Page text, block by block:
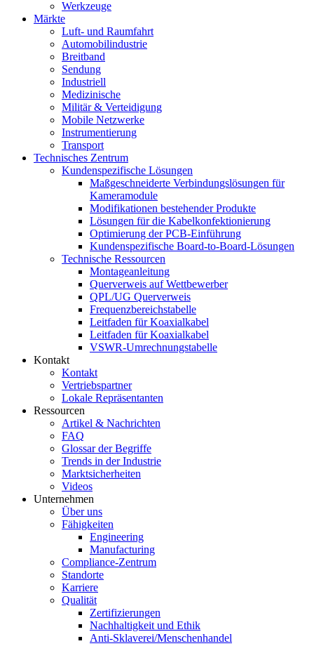
Werkzeuge
Märkte
Luft- und Raumfahrt
Automobilindustrie
Breitband
Sendung
Industriell
Medizinische
Militär & Verteidigung
Mobile Netzwerke
Instrumentierung
Transport
Technisches Zentrum
Kundenspezifische Lösungen
Maßgeschneiderte Verbindungslösungen für
Kameramodule
Modifikationen bestehender Produkte
Lösungen für die Kabelkonfektionierung
Optimierung der PCB-Einführung
Kundenspezifische Board-to-Board-Lösungen
Technische Ressourcen
Montageanleitung
Querverweis auf Wettbewerber
QPL/UG Querverweis
Frequenzbereichstabelle
Leitfaden für Koaxialkabel
Leitfaden für Koaxialkabel
VSWR-Umrechnungstabelle
Kontakt
Kontakt
Vertriebspartner
Lokale Repräsentanten
Ressourcen
Artikel & Nachrichten
FAQ
Glossar der Begriffe
Trends in der Industrie
Marktsicherheiten
Videos
Unternehmen
Über uns
Fähigkeiten
Engineering
Manufacturing
Compliance-Zentrum
Standorte
Karriere
Qualität
Zertifizierungen
Nachhaltigkeit und Ethik
Anti-Sklaverei/Menschenhandel